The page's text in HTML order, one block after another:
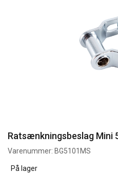
Ratsænkningsbeslag Mini
Varenummer: BG5101MS
På lager